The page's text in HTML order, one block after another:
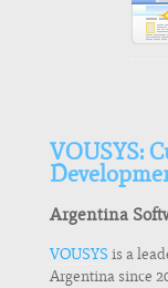
VOUSYS:
Argentina
VOUSYS is a
Argentina since